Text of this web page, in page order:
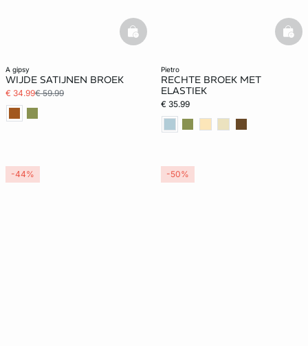
a gipsy
WIJDE SATIJNEN BROEK
€ 34.99€ 59.99
basketfull
pietro
RECHTE BROEK MET
ELASTIEK
€ 35.99
-44% -50%